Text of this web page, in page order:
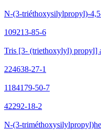
N-(3-triéthoxysilylpropyl)-
109213-85-6
Tris [3- (triethoxylyl) propyl]
224638-27-1
1184179-50-7
42292-18-2
N-(3-